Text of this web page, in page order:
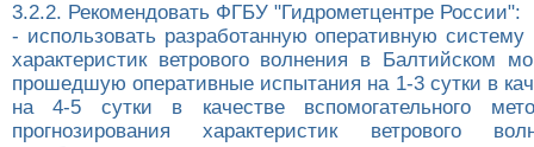
3.2.2. Рекомендовать ФГБУ "Гидрометцентре России":
- использовать разработанную оперативную систему
характеристик ветрового волнения в Балтийском
прошедшую оперативные испытания на 1-3 сутки в
на 4-5 сутки в качестве вспомогательного
прогнозирования характеристик ветрового